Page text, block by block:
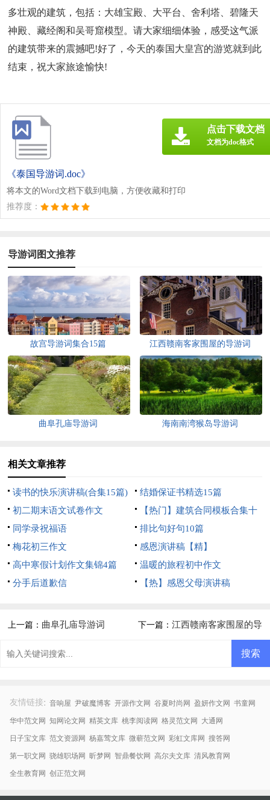
多壮观的建筑，包括：大雄宝殿、大平台、舍利塔、碧隆天
神殿、藏经阁和吴哥窟模型。请大家细细体验，感受这气派
的建筑带来的震撼吧!好了，今天的泰国大皇宫的游览就到此
结束，祝大家旅途愉快!
《泰国导游词.doc》
将本文的Word文档下载到电脑，方便收藏和打印
推荐度：
点击下载文档
文档为doc格式
导游词图文推荐
故宫导游词集合15篇 江西赣南客家围屋的导游词
曲阜孔庙导游词 海南南湾猴岛导游词
相关文章推荐
读书的快乐演讲稿(合集15篇)
结婚保证书精选15篇
初二期末语文试卷作文
【热门】建筑合同模板合集十
篇
同学录祝福语
排比句好句10篇
梅花初三作文
感恩演讲稿【精】
高中寒假计划作文集锦4篇
温暖的旅程初中作文
分手后道歉信
【热】感恩父母演讲稿
上一篇： 曲阜孔庙导游词 下一篇： 江西赣南客家围屋的导
友情链接: 音响屋 尹破魔博客 开源作文网 谷夏时尚网 盈妍作文网 书童网
华中范文网 知网论文网 精英文库 桃李阅读网 格灵范文网 大通网
日子宝文库 范文资源网 杨嘉莺文库 微蕲范文网 彩虹文库网 搜答网
第一职文网 骁雄职场网 昕梦网 智鼎餐饮网 高尔夫文库 清风教育网
全生教育网 创正范文网